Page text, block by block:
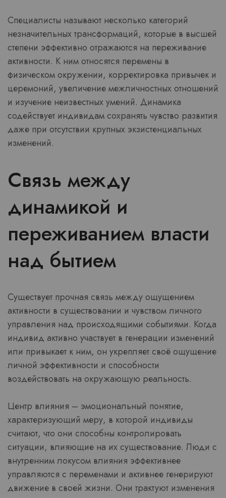
Специалисты называют несколько категорий
незначительных трансформаций, которые в высшей
степени эффективно отражаются на переживание
активности. К ним относятся перемены в
физическом окружении, корректировка привычек и
церемоний, увеличение межличностных отношений
и изучение неизвестных умений. Динамика
содействует индивидам сохранять чувство развития
даже при отсутствии крупных экзистенциальных
изменений.
Связь между
динамикой и
переживанием власти
над бытием
Существует прочная связь между ощущением
активности в существовании и чувством личного
управления над происходящими событиями. Когда
индивид активно участвует в генерации изменений
или привыкает к ним, он укрепляет своё ощущение
личной эффективности и способности
воздействовать на окружающую реальность.
Центр влияния – эмоциональный понятие,
характеризующий меру, в которой индивиды
считают, что они способны контролировать
ситуации, влияющие на их существование. Люди с
внутренним локусом влияния эффективнее
управляются с переменами и активнее генерируют
движение в своей жизни. Они трактуют изменения